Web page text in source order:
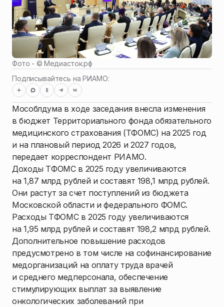
Фото - ©Медиасток.рф
Подписывайтесь на РИАМО:
Мособлдума в ходе заседания внесла изменения
в бюджет Территориального фонда обязательного
медицинского страхования (ТФОМС) на 2025 год
и на плановый период 2026 и 2027 годов,
передает корреспондент РИАМО.
Доходы ТФОМС в 2025 году увеличиваются
на 1,87 млрд рублей и составят 198,1 млрд рублей.
Они растут за счет поступлений из бюджета
Московской области и федерального ФОМС.
Расходы ТФОМС в 2025 году увеличиваются
на 1,95 млрд рублей и составят 198,2 млрд рублей.
Дополнительное повышение расходов
предусмотрено в том числе на софинансирование
медорганизаций на оплату труда врачей
и среднего медперсонала, обеспечение
стимулирующих выплат за выявление
онкологических заболеваний при